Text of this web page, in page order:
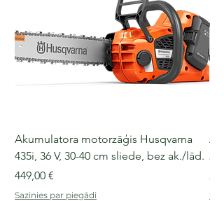
Akumulatora motorzāģis Husqvarna
435i, 36 V, 30-40 cm sliede, bez ak./lād.
Cena
449,00 €
Sazinies par piegādi